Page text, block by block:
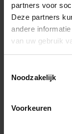
partners voor
Deze partners
andere
van uw gebruik
Noodzakelijk
Voorkeuren